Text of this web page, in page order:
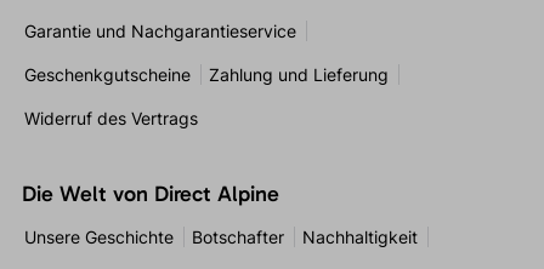
Garantie und Nachgarantieservice
Geschenkgutscheine Zahlung und Lieferung
Widerruf des Vertrags
Die Welt von Direct Alpine
Unsere Geschichte Botschafter Nachhaltigkeit